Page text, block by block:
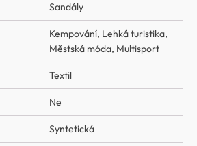
Sandály
Kempování, Lehká turistika,
Městská móda, Multisport
Textil
Ne
Syntetická